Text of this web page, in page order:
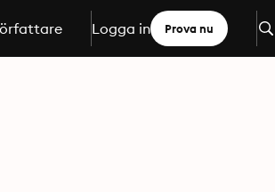
Logga in Prova nu